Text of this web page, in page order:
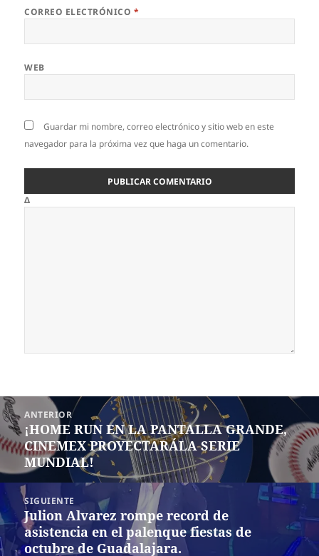
CORREO ELECTRÓNICO *
WEB
Guardar mi nombre, correo electrónico y sitio web en este
navegador para la próxima vez que haga un comentario.
Δ
Navegación
de
entradas
ANTERIOR
Entrada
anterior:
¡HOME RUN EN LA PANTALLA GRANDE,
CINEMEX PROYECTARÁLA SERIE
MUNDIAL!
SIGUIENTE
Siguiente
entrada:
Julion Alvarez rompe record de
asistencia en el palenque fiestas de
octubre de Guadalajara.